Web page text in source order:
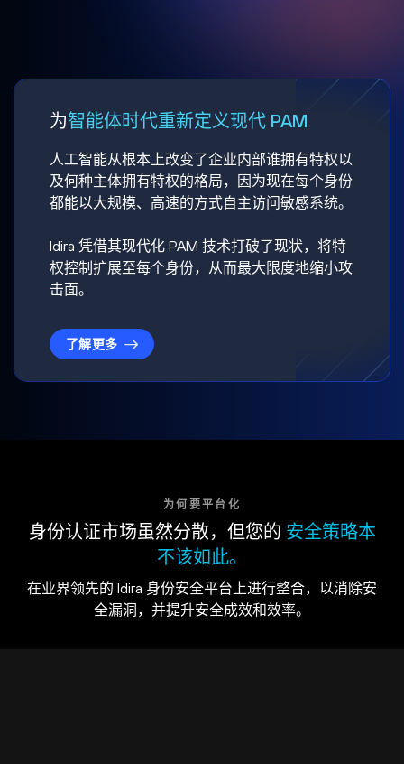
为智能体时代重新定义现代 PAM
人工智能从根本上改变了企业内部谁拥有特权以
及何种主体拥有特权的格局，因为现在每个身份
都能以大规模、高速的方式自主访问敏感系统。
Idira 凭借其现代化 PAM 技术打破了现状，将特
权控制扩展至每个身份，从而最大限度地缩小攻
击面。
了解更多
为何要平台化
身份认证市场虽然分散，但您的 安全策略本
不该如此。
在业界领先的 Idira 身份安全平台上进行整合，以消除安
全漏洞，并提升安全成效和效率。